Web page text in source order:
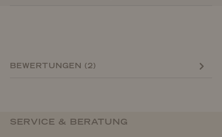
BEWERTUNGEN (2)
SERVICE & BERATUNG